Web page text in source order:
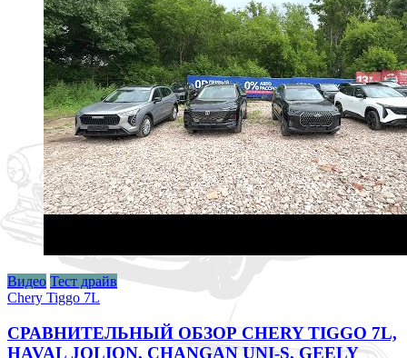
Видео Тест драйв
Chery Tiggo 7L
СРАВНИТЕЛЬНЫЙ ОБЗОР CHERY TIGGO 7L,
HAVAL JOLION, CHANGAN UNI-S, GEELY